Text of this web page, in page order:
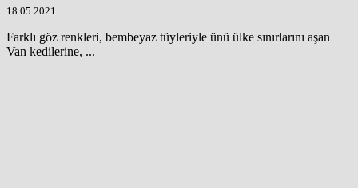
18.05.2021
Farklı göz renkleri, bembeyaz tüyleriyle ünü ülke sınırlarını aşan
Van kedilerine, ...